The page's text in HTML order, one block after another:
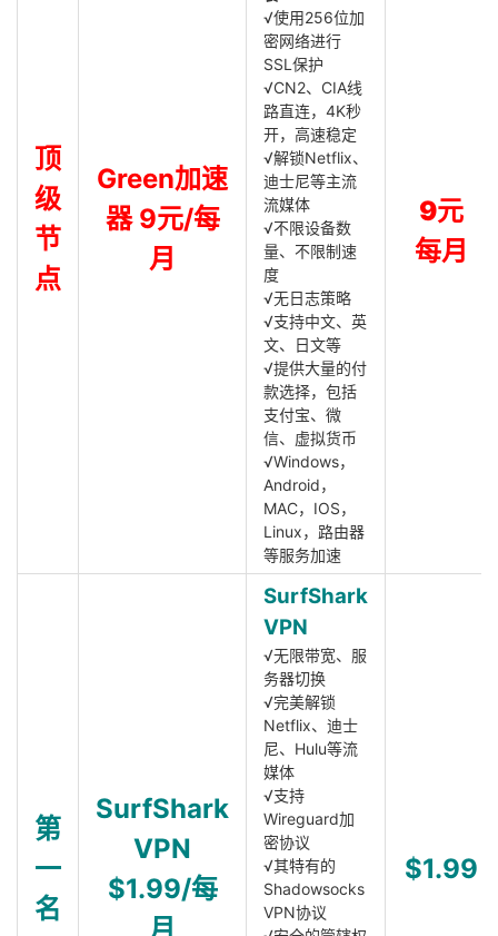
顶
级
节
点
Green加速
器 9元/每
月
√使用256位加
密网络进行
SSL保护
√CN2、CIA线
路直连，4K秒
开，高速稳定
√解锁Netflix、
迪士尼等主流
流媒体
√不限设备数
量、不限制速
度
√无日志策略
√支持中文、英
文、日文等
√提供大量的付
款选择，包括
支付宝、微
信、虚拟货币
√Windows，
Android，
MAC，IOS，
Linux，路由器
等服务加速
9元
每月
第
一
名
SurfShark
VPN
$1.99/每
月
SurfShark
VPN
√无限带宽、服
务器切换
√完美解锁
Netflix、迪士
尼、Hulu等流
媒体
√支持
Wireguard加
密协议
√其特有的
Shadowsocks
VPN协议
$1.99